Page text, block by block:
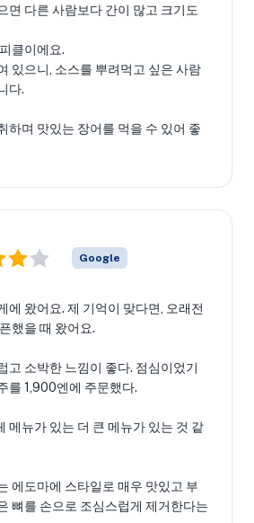
면 다른 사람보다 간이 많고 크기도
클이에요.
있으니, 소스를 뿌려먹고 싶은 사람
다.
하며 맛있는 장어를 먹을 수 있어 좋
Google
에 왔어요. 제 기억이 맞다면, 오래전
했을 때 왔어요.
고 소박한 느낌이 좋다. 점심이었기
를 1,900엔에 주문했다.
메뉴가 있는 더 큰 메뉴가 있는 것 같
에도마에 스타일로 매우 맛있고 부
뼈를 손으로 조심스럽게 제거한다는